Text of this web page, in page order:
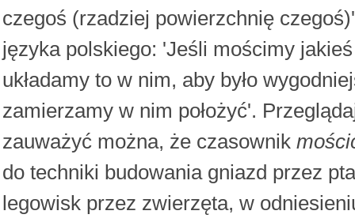
czegoś (rzadziej powierzchnię
języka polskiego: 'Jeśli mościmy
układamy to w nim, aby było
zamierzamy w nim położyć'.
zauważyć można, że czasownik
do techniki budowania gniazd przez
legowisk przez zwierzęta, w